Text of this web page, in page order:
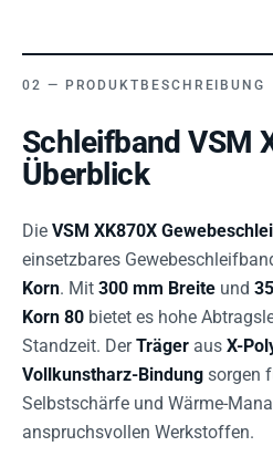
PRODUKTBESCHREIBUNG
Schleifband VSM
Überblick
Die VSM XK870X
einsetzbares
Korn. Mit 300 mm Breite und
Korn 80 bietet es hohe
Standzeit. DerTräger aus X-
Vollkunstharz-Bindung sorgen
Selbstschärfe und Wärme-
anspruchsvollen Werkstoffen.